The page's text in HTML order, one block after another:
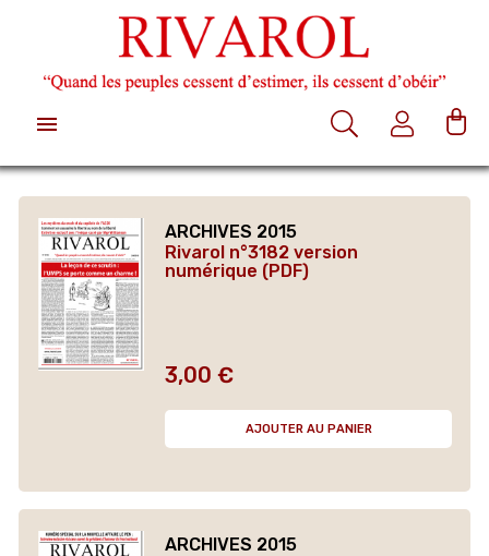

ARCHIVES 2015
Rivarol n°3182 version
numérique (PDF)
Prix
3,00 €
AJOUTER AU PANIER
ARCHIVES 2015